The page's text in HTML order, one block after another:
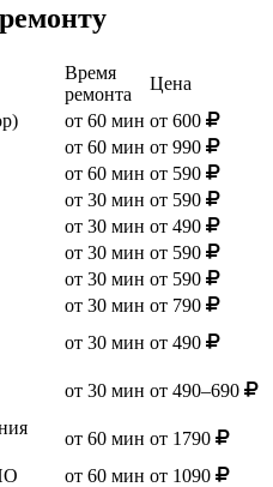
Время
ремонта
Цена
от 60 мин от 600
от 60 мин от 990
от 60 мин от 590
от 30 мин от 590
от 30 мин от 490
от 30 мин от 590
от 30 мин от 590
от 30 мин от 790
от 30 мин от 490
от 30 мин от 490–690
от 60 мин от 1790
от 60 мин от 1090